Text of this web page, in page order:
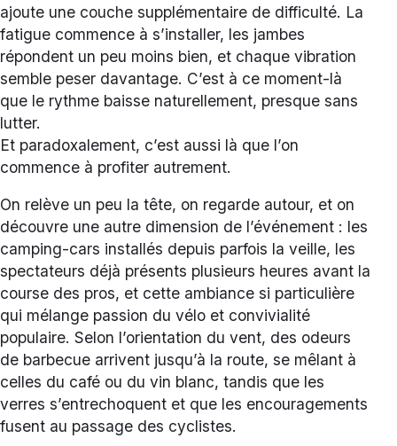
ajoute une couche supplémentaire de difficulté. La
fatigue commence à s’installer, les jambes
répondent un peu moins bien, et chaque vibration
semble peser davantage. C’est à ce moment-là
que le rythme baisse naturellement, presque sans
lutter.
Et paradoxalement, c’est aussi là que l’on
commence à profiter autrement.
On relève un peu la tête, on regarde autour, et on
découvre une autre dimension de l’événement : les
camping-cars installés depuis parfois la veille, les
spectateurs déjà présents plusieurs heures avant la
course des pros, et cette ambiance si particulière
qui mélange passion du vélo et convivialité
populaire. Selon l’orientation du vent, des odeurs
de barbecue arrivent jusqu’à la route, se mêlant à
celles du café ou du vin blanc, tandis que les
verres s’entrechoquent et que les encouragements
fusent au passage des cyclistes.